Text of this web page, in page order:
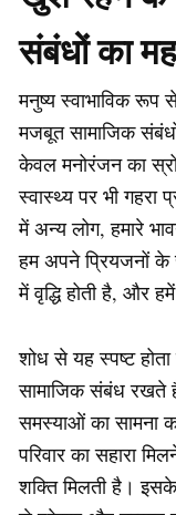
संबंधों का
मनुष्य स्वाभाविक
मजबूत सामाजिक
केवल मनोरंजन का
स्वास्थ्य पर भी गहरा
में अन्य लोग, हमारे
हम अपने प्रियजनों के
में वृद्धि होती है, और
शोध से यह स्पष्ट
सामाजिक संबंध रखते
समस्याओं का सामना
परिवार का सहारा
शक्ति मिलती है।